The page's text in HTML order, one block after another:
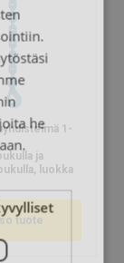
1-
ja
luokka
tuote
he